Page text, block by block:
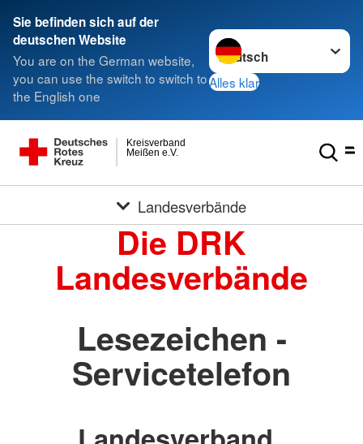
Sie befinden sich auf der
deutschen Website
You are on the German website,
you can use the switch to switch to
the English one
Sprache wechseln zu
Alles klar
Meißen e.V.
Kreisverband
Landesverbände
Die DRK
Landesverbände
Lesezeichen -
Servicetelefon